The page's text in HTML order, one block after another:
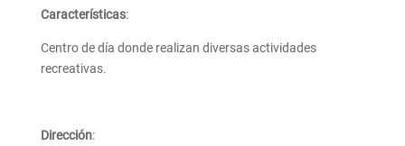
Características:
Centro de día donde realizan diversas actividades
recreativas.
Dirección: